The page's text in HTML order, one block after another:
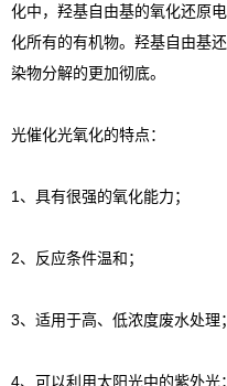
化中，羟基自由基的氧化还原
化所有的有机物。羟基自由基
染物分解的更加彻底。
光催化光氧化的特点：
1、具有很强的氧化能力；
2、反应条件温和；
3、适用于高、低浓度废水处理；
4、可以利用太阳光中的紫外光；